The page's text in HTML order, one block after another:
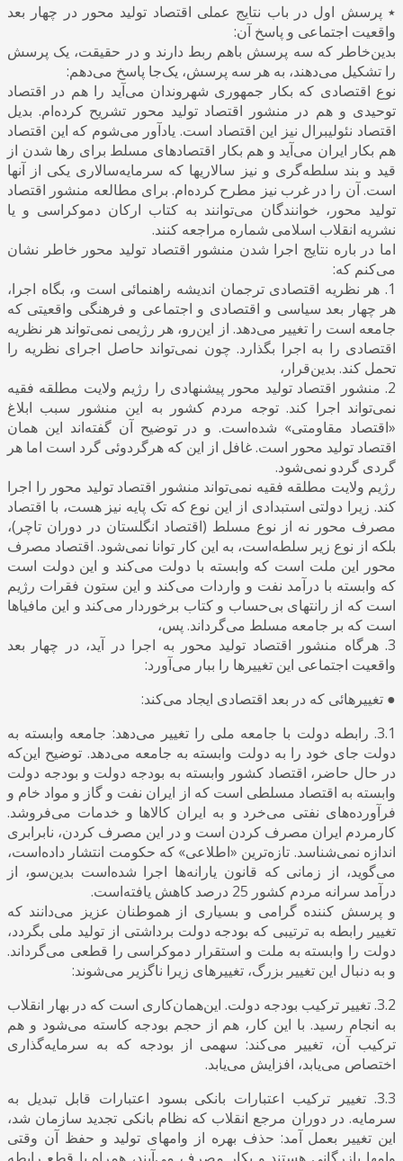
٭ پرسش اول در باب نتایج عملی اقتصاد تولید محور در چهار بعد
واقعیت اجتماعی و پاسخ آن:
بدین‌خاطر که سه پرسش باهم ربط دارند و در حقیقت، یک پرسش
را تشکیل می‌دهند، به هر سه پرسش، یک‌جا پاسخ می‌دهم:
نوع اقتصادی که بکار جمهوری شهروندان می‌آید را هم در اقتصاد
توحیدی و هم در منشور اقتصاد تولید محور تشریح کرده‌ام. بدیل
اقتصاد نئولیبرال نیز این اقتصاد است. یادآور می‌شوم که این اقتصاد
هم بکار ایران می‌آید و هم بکار اقتصادهای مسلط برای رها شدن از
قید و بند سلطه‌گری و نیز سالاریها که سرمایه‌سالاری یکی از آنها
است. آن را در غرب نیز مطرح کرده‌ام. برای مطالعه منشور اقتصاد
تولید محور، خوانندگان می‌توانند به کتاب ارکان دموکراسی و یا
نشریه انقلاب اسلامی شماره مراجعه کنند.
اما در باره نتایج اجرا شدن منشور اقتصاد تولید محور خاطر نشان
می‌کنم که:
1. هر نظریه اقتصادی ترجمان اندیشه راهنمائی است و، بگاه اجرا،
هر چهار بعد سیاسی و اقتصادی و اجتماعی و فرهنگی واقعیتی که
جامعه است را تغییر می‌دهد. از این‌رو، هر رژیمی نمی‌تواند هر نظریه
اقتصادی را به اجرا بگذارد. چون نمی‌تواند حاصل اجرای نظریه را
تحمل کند. بدین‌قرار،
2. منشور اقتصاد تولید محور پیشنهادی را رژیم ولایت مطلقه فقیه
نمی‌تواند اجرا کند. توجه مردم کشور به این منشور سبب ابلاغ
«اقتصاد مقاومتی» شده‌است. و در توضیح آن گفته‌اند این همان
اقتصاد تولید محور است. غافل از این که هرگردوئی گرد است اما هر
گردی گردو نمی‌شود.
رژیم ولایت مطلقه فقیه نمی‌تواند منشور اقتصاد تولید محور را اجرا
کند. زیرا دولتی استبدادی از این نوع که تک پایه نیز هست، با اقتصاد
مصرف محور نه از نوع مسلط (اقتصاد انگلستان در دوران تاچر)،
بلکه از نوع زیر سلطه‌است، به این کار توانا نمی‌شود. اقتصاد مصرف
محور این ملت است که وابسته با دولت می‌کند و این دولت است
که وابسته با درآمد نفت و واردات می‌کند و این ستون فقرات رژیم
است که از رانتهای بی‌حساب و کتاب برخوردار می‌کند و این مافیاها
است که بر جامعه مسلط می‌گرداند. پس،
3. هرگاه منشور اقتصاد تولید محور به اجرا در آید، در چهار بعد
واقعیت اجتماعی این تغییرها را ببار می‌آورد:
● تغییرهائی که در بعد اقتصادی ایجاد می‌کند:
3.1. رابطه دولت با جامعه ملی را تغییر می‌دهد: جامعه وابسته به
دولت جای خود را به دولت وابسته به جامعه می‌دهد. توضیح این‌که
در حال حاضر، اقتصاد کشور وابسته به بودجه دولت و بودجه دولت
وابسته به اقتصاد مسلطی است که از ایران نفت و گاز و مواد خام و
فرآورده‌های نفتی می‌خرد و به ایران کالاها و خدمات می‌فروشد.
کارمردم ایران مصرف کردن است و در این مصرف کردن، نابرابری
اندازه نمی‌شناسد. تازه‌ترین «اطلاعی» که حکومت انتشار داده‌است،
می‌گوید، از زمانی که قانون یارانه‌ها اجرا شده‌است بدین‌سو، از
درآمد سرانه مردم کشور 25 درصد کاهش یافته‌است.
و پرسش کننده گرامی و بسیاری از هموطنان عزیز می‌دانند که
تغییر رابطه به ترتیبی که بودجه دولت برداشتی از تولید ملی بگردد،
دولت را وابسته به ملت و استقرار دموکراسی را قطعی می‌گرداند.
و به دنبال این تغییر بزرگ، تغییرهای زیرا ناگزیر می‌شوند:
3.2. تغییر ترکیب بودجه دولت. این‌همان‌کاری است که در بهار انقلاب
به انجام رسید. با این کار، هم از حجم بودجه کاسته می‌شود و هم
ترکیب آن، تغییر می‌کند: سهمی از بودجه که به سرمایه‌گذاری
اختصاص می‌یابد، افزایش می‌یابد.
3.3. تغییر ترکیب اعتبارات بانکی بسود اعتبارات قابل تبدیل به
سرمایه. در دوران مرجع انقلاب که نظام بانکی تجدید سازمان شد،
این تغییر بعمل آمد: حذف بهره از وامهای تولید و حفظ آن وقتی